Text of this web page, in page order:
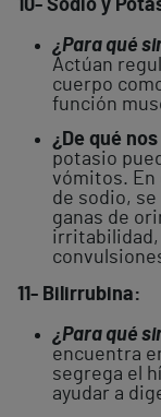
10- Sodio y
¿Para qué
Actúan
cuerpo
función
¿De qué
potasio
vómitos. En
de sodio,
ganas de
irritabilidad,
11- Bilirrubina:
¿Para qué
encuentra
segrega el
ayudar a